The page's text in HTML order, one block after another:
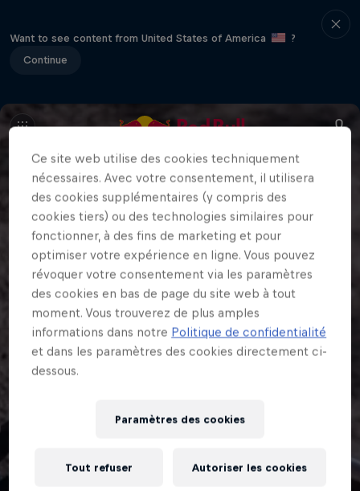
Want to see content from United States of America
?
Continue
Ce site web utilise des cookies techniquement
nécessaires. Avec votre consentement, il utilisera
des cookies supplémentaires (y compris des
cookies tiers) ou des technologies similaires pour
fonctionner, à des fins de marketing et pour
optimiser votre expérience en ligne. Vous pouvez
révoquer votre consentement via les paramètres
des cookies en bas de page du site web à tout
moment. Vous trouverez de plus amples
informations dans notre Politique de confidentialité
et dans les paramètres des cookies directement ci-
dessous.
Paramètres des cookies
Tout refuser Autoriser les cookies